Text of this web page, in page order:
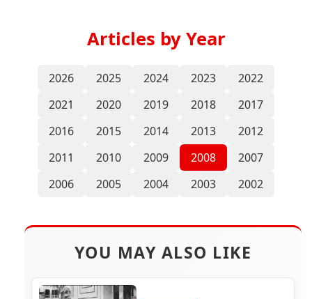
Articles by Year
2026 2025 2024 2023
2022
2021
2020 2019 2018
2017
2016
2015 2014 2013
2012
2011
2010 2009 2008
2007
2006
2005 2004 2003 2002
YOU MAY ALSO LIKE